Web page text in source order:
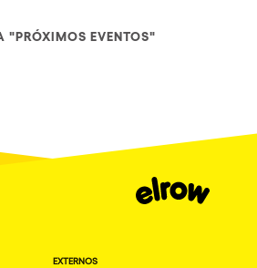
"PRÓXIMOS EVENTOS"
EXTERNOS